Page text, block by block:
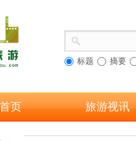
标题 摘要
首页 旅游视讯